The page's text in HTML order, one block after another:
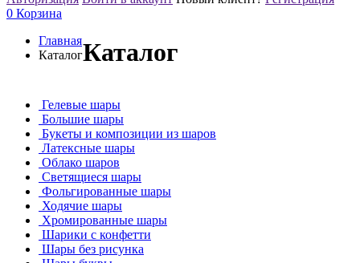
0 Корзина
Главная
КаталогКаталог
Гелевые шары
Большие шары
Букеты и композиции из шаров
Латексные шары
Облако шаров
Светящиеся шары
Фольгированные шары
Ходячие шары
Хромированные шары
Шарики с конфетти
Шары без рисунка